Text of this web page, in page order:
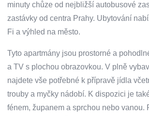
minuty chůze od nejbližší autobusové
zastávky od centra Prahy. Ubytování
Fi a výhled na město.
Tyto apartmány jsou prostorné a
a TV s plochou obrazovkou. V plně
najdete vše potřebné k přípravě jídla
trouby a myčky nádobí. K dispozici je
fénem, županem a sprchou nebo vanou.